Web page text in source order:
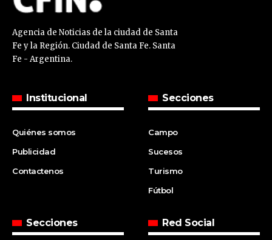
Agencia de Noticias de la ciudad de Santa
Fe y la Región. Ciudad de Santa Fe. Santa
Fe - Argentina.
Institucional
Quiénes somos
Publicidad
Contactenos
Secciones
Campo
Sucesos
Turismo
Fútbol
Secciones Red Social